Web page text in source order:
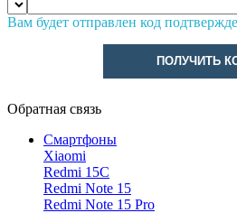
Вам будет отправлен код
ПОЛУЧИТЬ
Обратная связь
Смартфоны
Xiaomi
Redmi 15C
Redmi Note 15
Redmi Note 15 Pro